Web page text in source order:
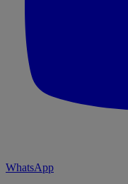
WhatsApp